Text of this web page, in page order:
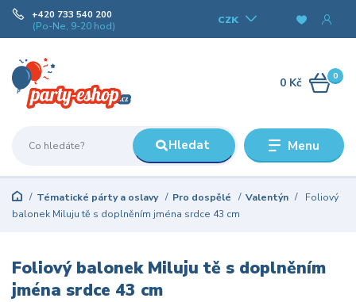
Menu
CZK
Hledat
+420 733 540 200
(Po-Ne, 9-20 hod)
0
0 Kč
Tématické párty a oslavy Pro dospělé Valentýn
Foliový
balonek Miluju tě s doplněním jména srdce 43 cm
Foliový balonek Miluju tě s doplněním
jména srdce 43 cm